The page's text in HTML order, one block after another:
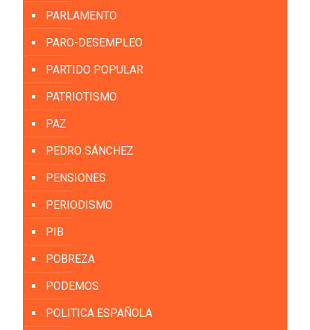
PARLAMENTO
PARO-DESEMPLEO
PARTIDO POPULAR
PATRIOTISMO
PAZ
PEDRO SÁNCHEZ
PENSIONES
PERIODISMO
PIB
POBREZA
PODEMOS
POLITICA ESPAÑOLA